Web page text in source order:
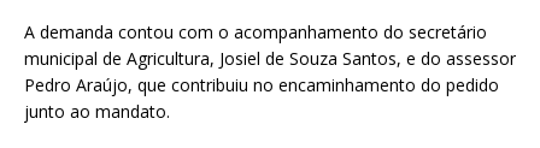
A demanda contou com o acompanhamento do secretário
municipal de Agricultura, Josiel de Souza Santos, e do assessor
Pedro Araújo, que contribuiu no encaminhamento do pedido
junto ao mandato.